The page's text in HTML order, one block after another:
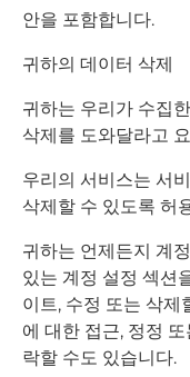
안을 포함합니다.
귀하의 데이터 삭제
귀하는 우리가 수집
삭제를 도와달라고
우리의 서비스는 서
삭제할 수 있도록 허
귀하는 언제든지 계
있는 계정 설정 섹션
이트, 수정 또는 삭제
에 대한 접근, 정정
락할 수도 있습니다.